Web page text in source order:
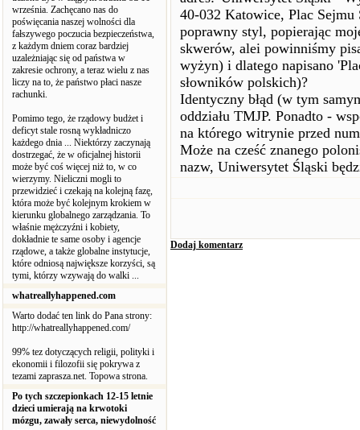
września. Zachęcano nas do
poświęcania naszej wolności dla
fałszywego poczucia bezpieczeństwa,
z każdym dniem coraz bardziej
uzależniając się od państwa w
zakresie ochrony, a teraz wielu z nas
liczy na to, że państwo płaci nasze
rachunki.
Pomimo tego, że rządowy budżet i
deficyt stale rosną wykładniczo
każdego dnia ... Niektórzy zaczynają
dostrzegać, że w oficjalnej historii
może być coś więcej niż to, w co
wierzymy. Nieliczni mogli to
przewidzieć i czekają na kolejną fazę,
która może być kolejnym krokiem w
kierunku globalnego zarządzania. To
właśnie mężczyźni i kobiety,
dokładnie te same osoby i agencje
rządowe, a także globalne instytucje,
które odniosą największe korzyści, są
tymi, którzy wzywają do walki ...
whatreallyhappened.com
Warto dodać ten link do Pana strony:
http://whatreallyhappened.com/
99% tez dotyczących religii, polityki i
ekonomii i filozofii się pokrywa z
tezami zaprasza.net. Topowa strona.
Po tych szczepionkach 12-15 letnie
dzieci umierają na krwotoki
mózgu, zawały serca, niewydolność
40-032 Katowice, Plac
poprawny styl, popierając
skwerów, alei powinniśmy
wyżyn) i dlatego napisano
słowników polskich)?
Identyczny błąd (w tym
oddziału TMJP. Ponadto -
na którego witrynie przed
Może na cześć znanego
nazw, Uniwersytet Śląski
Dodaj komentarz